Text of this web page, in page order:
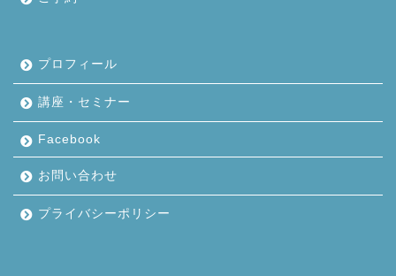
プロフィール
講座・セミナー
Facebook
お問い合わせ
プライバシーポリシー